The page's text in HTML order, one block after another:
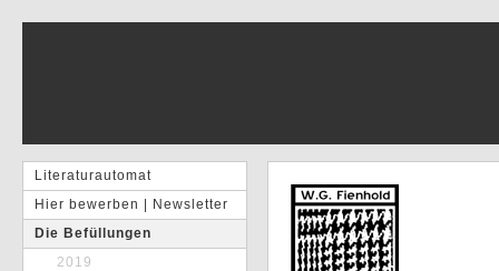
Literaturautomat
Hier bewerben | Newsletter
Die Befüllungen
2019